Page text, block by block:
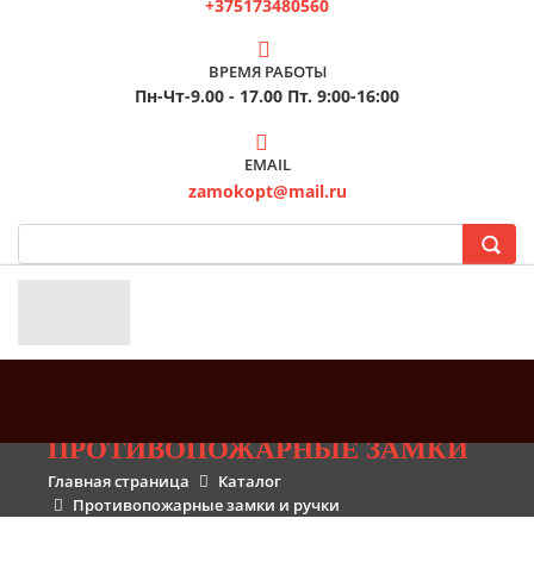
+375173480560
ВРЕМЯ РАБОТЫ
Пн-Чт-9.00 - 17.00 Пт. 9:00-16:00
EMAIL
zamokopt@mail.ru
ПРОТИВОПОЖАРНЫЕ ЗАМКИ
Главная страница
Каталог
Противопожарные замки и ручки